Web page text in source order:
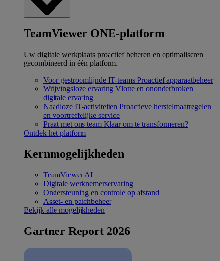
TeamViewer ONE-platform
Uw digitale werkplaats proactief beheren en optimaliseren
gecombineerd in één platform.
Voor gestroomlijnde IT-teams Proactief apparaatbeheer
Wrijvingsloze ervaring Vlotte en ononderbroken
digitale ervaring
Naadloze IT-activiteiten Proactieve herstelmaatregelen
en voortreffelijke service
Praat met ons team Klaar om te transformeren?
Ontdek het platform
Kernmogelijkheden
TeamViewer AI
Digitale werknemerservaring
Ondersteuning en controle op afstand
Asset- en patchbeheer
Bekijk alle mogelijkheden
Gartner Report 2026